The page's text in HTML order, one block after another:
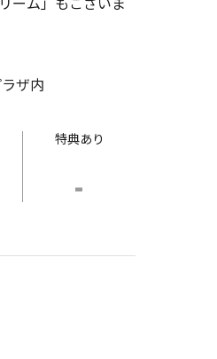
ザ内
特典あり
-